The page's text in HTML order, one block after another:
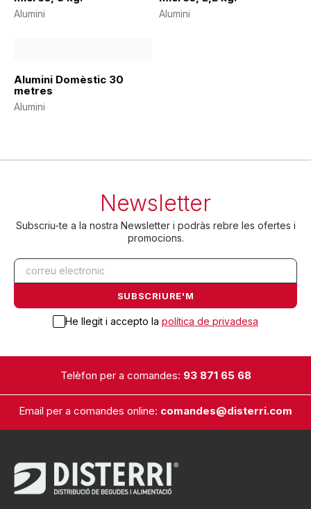
Alumini Alumini
Alumini Domèstic 30
metres
Alumini
Newsletter
Subscriu-te a la nostra Newsletter i podràs rebre les ofertes i
promocions.
He llegit i accepto la política de privadesa
Telèfon per a comandes: 93 871 65 68
Email per a comandes online: comandes@disterri.com